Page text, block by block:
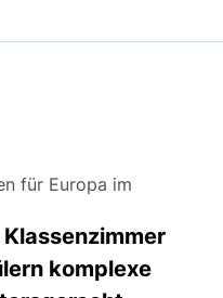
für Europa im
komplexe